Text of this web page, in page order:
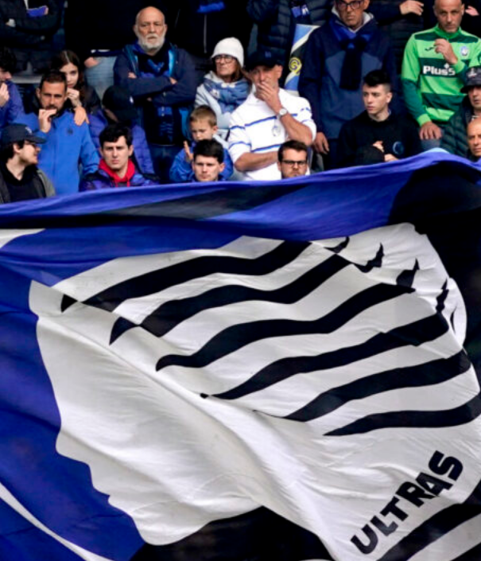
Scamacca o Krstovic?
8 Agosto 2026
Daniel Maldini al Cagliari, l’Atalanta
definisce la cessione in prestito con
obbligo condizionato
8 Agosto 2026
Doppietta di Koren, l’Atalanta U17
vola in finale al Memorial Seghedoni
7 Agosto 2026